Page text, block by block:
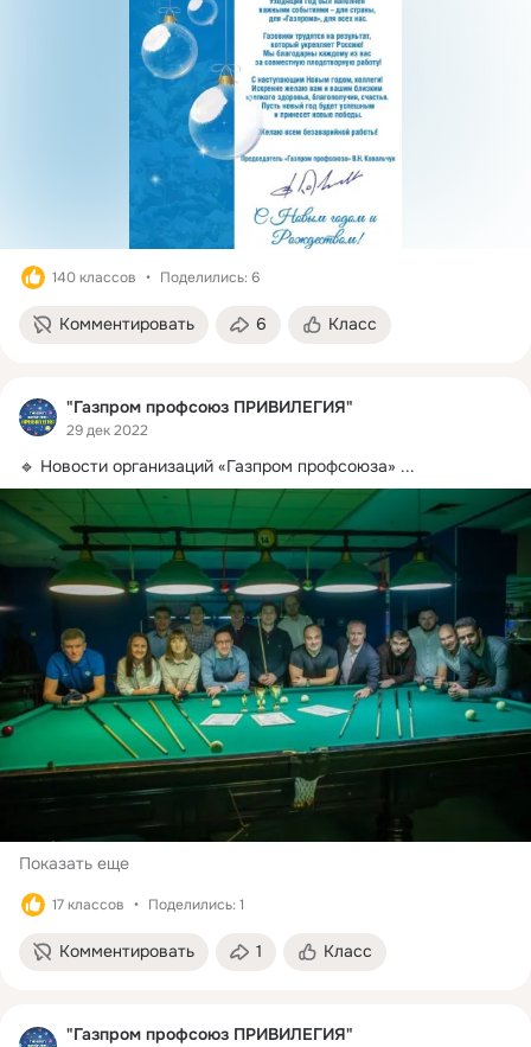
140 классов Поделились: 6
Комментировать 6 Класс
"Газпром профсоюз ПРИВИЛЕГИЯ"
29 дек 2022
🔹 Новости организаций «Газпром профсоюза» ...
Показать еще
17 классов Поделились: 1
Комментировать 1 Класс
"Газпром профсоюз ПРИВИЛЕГИЯ"